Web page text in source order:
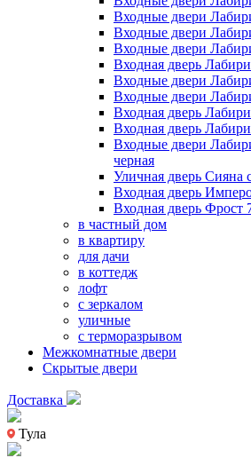
Входные двери
Входные двери
Входные двери
Входная дверь
Входные двери
Входные двери
Входная дверь
Входная дверь
Входные двери
черная
Уличная дверь Сияна
Входная дверь
Входная дверь Фрост
в частный дом
в квартиру
для дачи
в коттедж
лофт
с зеркалом
уличные
с терморазрывом
Межкомнатные двери
Скрытые двери
Доставка
Тула